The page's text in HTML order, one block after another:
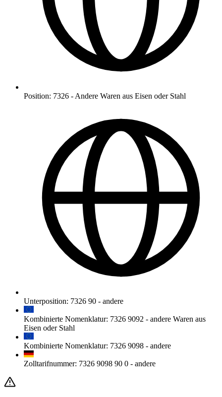
Position: 7326 - Andere Waren aus Eisen oder Stahl
Unterposition: 7326 90 - andere
Kombinierte Nomenklatur: 7326 9092 - andere Waren aus
Eisen oder Stahl
Kombinierte Nomenklatur: 7326 9098 - andere
Zolltarifnummer: 7326 9098 90 0 - andere